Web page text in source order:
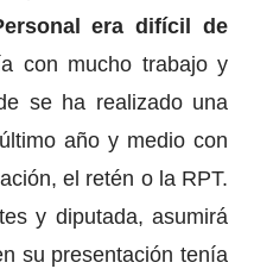
era difícil de
con mucho trabajo y
se ha realizado una
año y medio con
el retén o la RPT.
y diputada, asumirá
su presentación tenía